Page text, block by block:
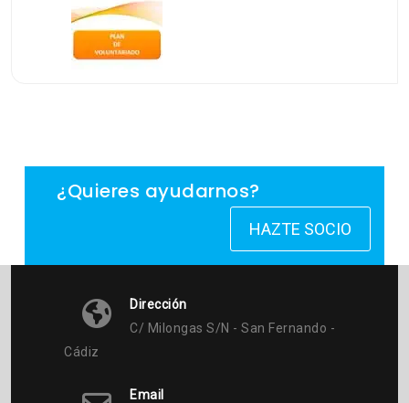
¿Quieres ayudarnos?
HAZTE SOCIO
Dirección
C/ Milongas S/n - San Fernando -
Cádiz
Email